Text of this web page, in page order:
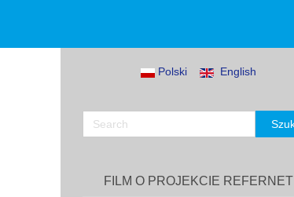
Polski English
FILM O PROJEKCIE REFERNET